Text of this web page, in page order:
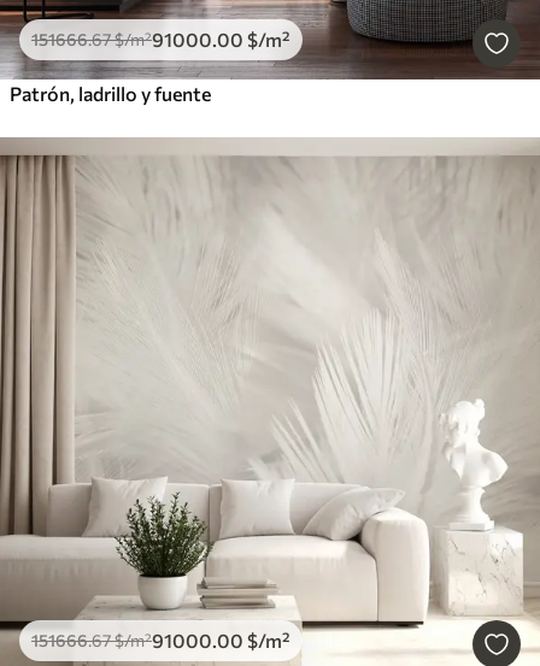
151666.67$/m²91000.00 $/m²
Patrón, ladrillo y fuente
151666.67$/m²91000.00 $/m²